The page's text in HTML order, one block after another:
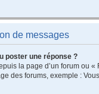
de messages
poster une réponse ?
la page d’un forum ou
des forums, exemple : Vous